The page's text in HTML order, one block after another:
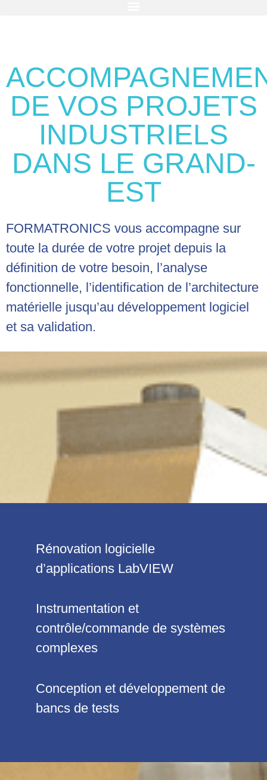
DE VOS PROJETS
INDUSTRIELS
DANS LE GRAND-
EST
FORMATRONICS vous accompagne sur
toute la durée de votre projet depuis la
définition de votre besoin, l’analyse
fonctionnelle, l’identification de l’architecture
matérielle jusqu’au développement logiciel
et sa validation.
Rénovation logicielle
d’applications LabVIEW
Instrumentation et
contrôle/commande de systèmes
complexes
Conception et développement de
bancs de tests